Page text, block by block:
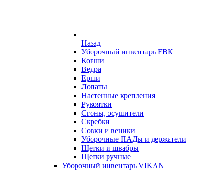
Назад
Уборочный инвентарь FBK
Ковши
Ведра
Ерши
Лопаты
Настенные крепления
Рукоятки
Сгоны, осушители
Скребки
Совки и веники
Уборочные ПАДы и держатели
Щетки и швабры
Щетки ручные
Уборочный инвентарь VIKAN